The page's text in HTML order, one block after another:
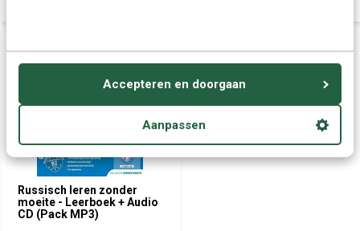
Accepteren en doorgaan
Aanpassen
Russisch leren zonder
moeite - Leerboek + Audio
CD (Pack MP3)